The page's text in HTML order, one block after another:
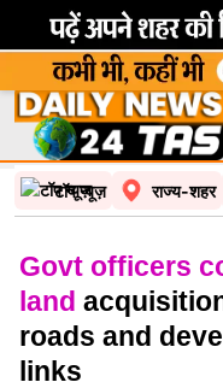
टॉप न्यूज़ राज्य-शहर
Govt officers
land
roads and
links